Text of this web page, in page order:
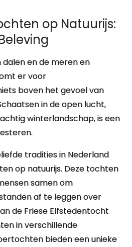
op Natuurijs:
en de meren en
er voor
boven het gevoel van
in de open lucht,
winterlandschap, is een
tradities in Nederland
op natuurijs. Deze tochten
samen om
af te leggen over
de Friese Elfstedentocht
in verschillende
bieden een unieke